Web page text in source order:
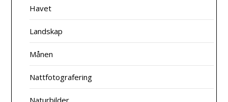
Havet
Landskap
Månen
Nattfotografering
Naturbilder